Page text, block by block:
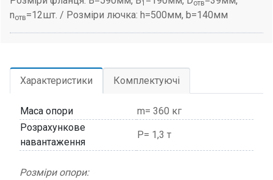
1 отв
nотв=12шт. / Розміри лючка: h=500мм, b=140мм
Характеристики Комплектуючі
Маса опори
m= 360 кг
Розрахункове
навантаження
P= 1,3 т
Розміри опори: